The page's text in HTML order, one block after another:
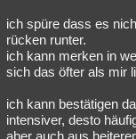
ich spüre dass es
rücken runter.
ich kann merken in
sich das öfter als mir
ich kann bestätigen
intensiver, desto
aber auch aus